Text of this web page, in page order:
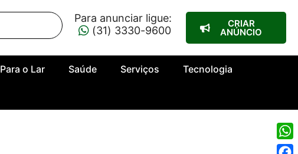
Para anunciar ligue:
(31) 3330-9600
CRIAR
ANÚNCIO
Para o Lar Saúde Serviços Tecnologia